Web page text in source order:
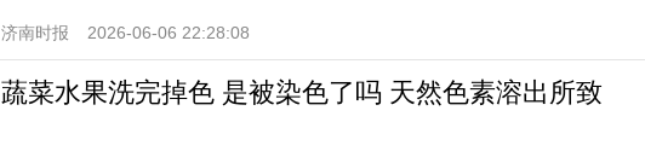
济南时报 2026-06-06 22:28:08
蔬菜水果洗完掉色 是被染色了吗 天然色素溶出所致